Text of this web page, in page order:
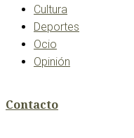
Cultura
Deportes
Ocio
Opinión
Contacto